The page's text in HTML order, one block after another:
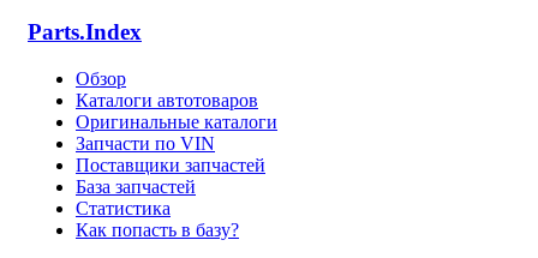
Parts.Index
Обзор
Каталоги автотоваров
Оригинальные каталоги
Запчасти по VIN
Поставщики запчастей
База запчастей
Статистика
Как попасть в базу?